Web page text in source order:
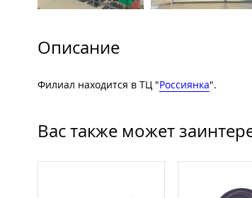
Описание
Филиал находится в ТЦ "Россиянка".
Вас также может